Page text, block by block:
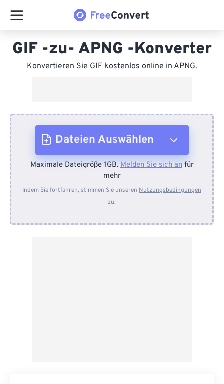
GIF -zu- APNG -Konverter
Konvertieren Sie GIF kostenlos online in APNG.
Dateien Auswählen
Vom Gerät
Von Dropbox
Maximale Dateigröße 1GB.Melden Sie sich anfür
mehr
Indem Sie fortfahren, stimmen Sie unseren Nutzungsbedingungen
zu.